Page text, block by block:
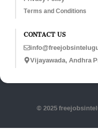
Terms and Conditions
CONTACT US
Vijayawada, Andhra
© 2025